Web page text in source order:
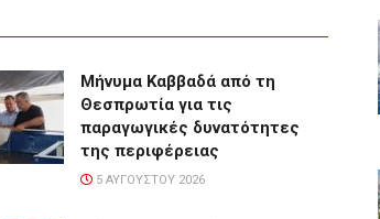
Μήνυμα Καββαδά από τη
Θεσπρωτία για τις
παραγωγικές δυνατότητες
της περιφέρειας
5 ΑΥΓΟΎΣΤΟΥ 2026